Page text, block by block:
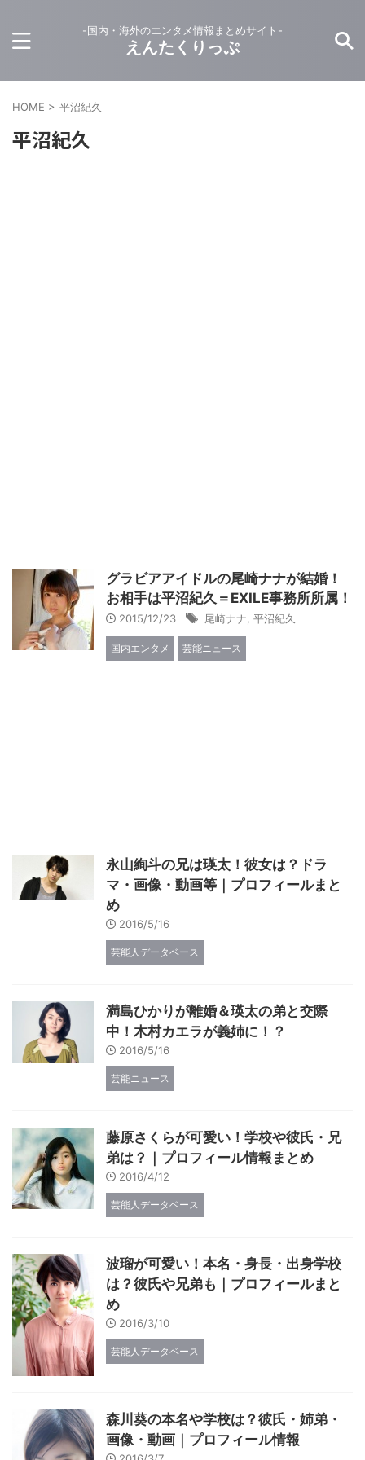
-国内・海外のエンタメ情報まとめサイト-
えんたくりっぷ
HOME > 平沼紀久
平沼紀久
グラビアアイドルの尾崎ナナが結婚！
お相手は平沼紀久＝EXILE事務所所属！
2015/12/23 尾崎ナナ 平沼紀久
国内エンタメ 芸能ニュース
永山絢斗の兄は瑛太！彼女は？ドラ
マ・画像・動画等｜プロフィールまと
め
2016/5/16
芸能人データベース
満島ひかりが離婚＆瑛太の弟と交際
中！木村カエラが義姉に！？
2016/5/16
芸能ニュース
藤原さくらが可愛い！学校や彼氏・兄
弟は？｜プロフィール情報まとめ
2016/4/12
芸能人データベース
波瑠が可愛い！本名・身長・出身学校
は？彼氏や兄弟も｜プロフィールまと
め
2016/3/10
芸能人データベース
森川葵の本名や学校は？彼氏・姉弟・
画像・動画｜プロフィール情報